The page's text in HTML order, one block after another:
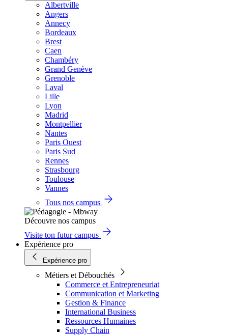
Albertville
Angers
Annecy
Bordeaux
Brest
Caen
Chambéry
Grand Genève
Grenoble
Laval
Lille
Lyon
Madrid
Montpellier
Nantes
Paris Ouest
Paris Sud
Rennes
Strasbourg
Toulouse
Vannes
Tous nos campus
Découvre nos campus
Visite ton futur campus
Expérience pro
Expérience pro
Métiers et Débouchés
Commerce et Entrepreneuriat
Communication et Marketing
Gestion & Finance
International Business
Ressources Humaines
Supply Chain